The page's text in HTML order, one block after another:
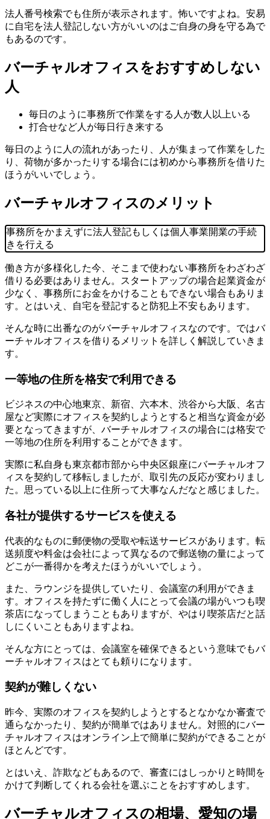
法人番号検索でも住所が表示されます。怖いですよね。安易
に自宅を法人登記しない方がいいのはご自身の身を守る為で
もあるのです。
バーチャルオフィスをおすすめしない
人
毎日のように事務所で作業をする人が数人以上いる
打合せなど人が毎日行き来する
毎日のように人の流れがあったり、人が集まって作業をした
り、荷物が多かったりする場合には初めから事務所を借りた
ほうがいいでしょう。
バーチャルオフィスのメリット
事務所をかまえずに法人登記もしくは個人事業開業の手続
きを行える
働き方が多様化した今、そこまで使わない事務所をわざわざ
借りる必要はありません。スタートアップの場合起業資金が
少なく、事務所にお金をかけることもできない場合もありま
す。とはいえ、自宅を登記すると防犯上不安もあります。
そんな時に出番なのがバーチャルオフィスなのです。ではバ
ーチャルオフィスを借りるメリットを詳しく解説していきま
す。
一等地の住所を格安で利用できる
ビジネスの中心地東京、新宿、六本木、渋谷から大阪、名古
屋など実際にオフィスを契約しようとすると相当な資金が必
要となってきますが、バーチャルオフィスの場合には格安で
一等地の住所を利用することができます。
実際に私自身も東京都市部から中央区銀座にバーチャルオフ
ィスを契約して移転しましたが、取引先の反応が変わりまし
た。思っている以上に住所って大事なんだなと感じました。
各社が提供するサービスを使える
代表的なものに郵便物の受取や転送サービスがあります。転
送頻度や料金は会社によって異なるので郵送物の量によって
どこが一番得かを考えたほうがいいでしょう。
また、ラウンジを提供していたり、会議室の利用ができま
す。オフィスを持たずに働く人にとって会議の場がいつも喫
茶店になってしまうこともありますが、やはり喫茶店だと話
しにくいこともありますよね。
そんな方にとっては、会議室を確保できるという意味でもバ
ーチャルオフィスはとても頼りになります。
契約が難しくない
昨今、実際のオフィスを契約しようとするとなかなか審査で
通らなかったり、契約が簡単ではありません。対照的にバー
チャルオフィスはオンライン上で簡単に契約ができることが
ほとんどです。
とはいえ、詐欺などもあるので、審査にはしっかりと時間を
かけて判断してくれる会社を選ぶことをおすすめします。
バーチャルオフィスの相場、愛知の場